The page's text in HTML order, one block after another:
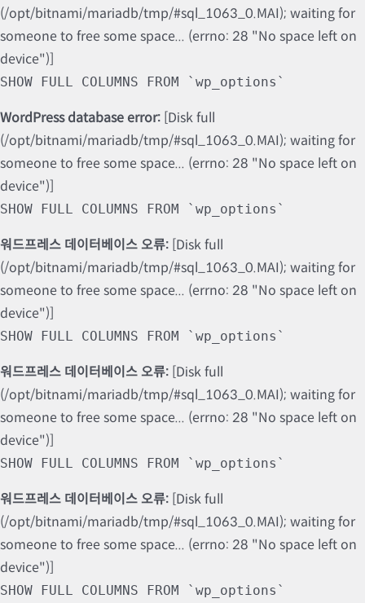
(/opt/bitnami/mariadb/tmp/#sql_1063_0.MAI); waiting for
someone to free some space... (errno: 28 "No space left on
device")]
SHOW FULL COLUMNS FROM `wp_options`
WordPress database error: [Disk full
(/opt/bitnami/mariadb/tmp/#sql_1063_0.MAI); waiting for
someone to free some space... (errno: 28 "No space left on
device")]
SHOW FULL COLUMNS FROM `wp_options`
워드프레스 데이터베이스 오류: [Disk full
(/opt/bitnami/mariadb/tmp/#sql_1063_0.MAI); waiting for
someone to free some space... (errno: 28 "No space left on
device")]
SHOW FULL COLUMNS FROM `wp_options`
워드프레스 데이터베이스 오류: [Disk full
(/opt/bitnami/mariadb/tmp/#sql_1063_0.MAI); waiting for
someone to free some space... (errno: 28 "No space left on
device")]
SHOW FULL COLUMNS FROM `wp_options`
워드프레스 데이터베이스 오류: [Disk full
(/opt/bitnami/mariadb/tmp/#sql_1063_0.MAI); waiting for
someone to free some space... (errno: 28 "No space left on
device")]
SHOW FULL COLUMNS FROM `wp_options`